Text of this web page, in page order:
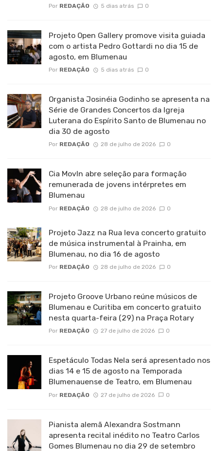
Por REDAÇÃO 5 dias atrás 0
Projeto Open Gallery promove visita guiada
com o artista Pedro Gottardi no dia 15 de
agosto, em Blumenau
Por REDAÇÃO 5 dias atrás 0
Organista Josinéia Godinho se apresenta na
Série de Grandes Concertos da Igreja
Luterana do Espírito Santo de Blumenau no
dia 30 de agosto
Por REDAÇÃO 28 de julho de 2026 0
Cia MovIn abre seleção para formação
remunerada de jovens intérpretes em
Blumenau
Por REDAÇÃO 28 de julho de 2026 0
Projeto Jazz na Rua leva concerto gratuito
de música instrumental à Prainha, em
Blumenau, no dia 16 de agosto
Por REDAÇÃO 28 de julho de 2026 0
Projeto Groove Urbano reúne músicos de
Blumenau e Curitiba em concerto gratuito
nesta quarta-feira (29) na Praça Rotary
Por REDAÇÃO 27 de julho de 2026 0
Espetáculo Todas Nela será apresentado nos
dias 14 e 15 de agosto na Temporada
Blumenauense de Teatro, em Blumenau
Por REDAÇÃO 27 de julho de 2026 0
Pianista alemã Alexandra Sostmann
apresenta recital inédito no Teatro Carlos
Gomes Blumenau no dia 29 de setembro